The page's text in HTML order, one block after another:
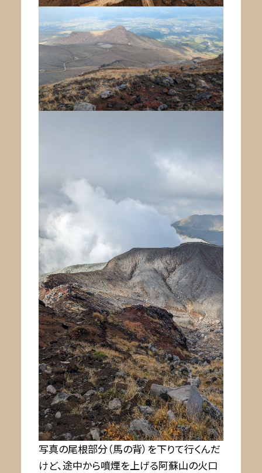
写真の尾根部分（馬の背）を下りて行くんだ
けど、途中から噴煙を上げる阿蘇山の火口